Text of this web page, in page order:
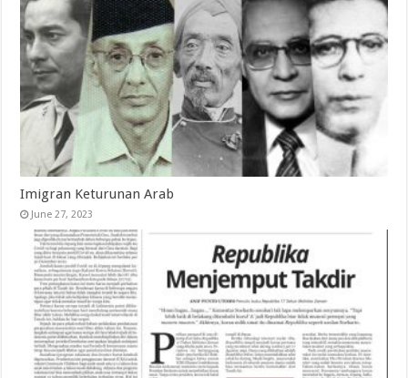
Imigran Keturunan Arab
June 27, 2023